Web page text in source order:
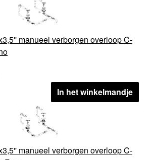
manueel verborgen overloop C-
In het winkelmandje
manueel verborgen overloop C-